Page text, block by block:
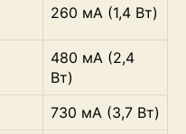
260 мА (1,4 Вт)
480 мА (2,4
Вт)
730 мА (3,7 Вт)